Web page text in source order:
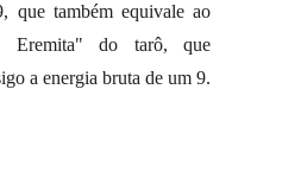
que também equivale ao
Eremita" do tarô, que
a energia bruta de um 9.